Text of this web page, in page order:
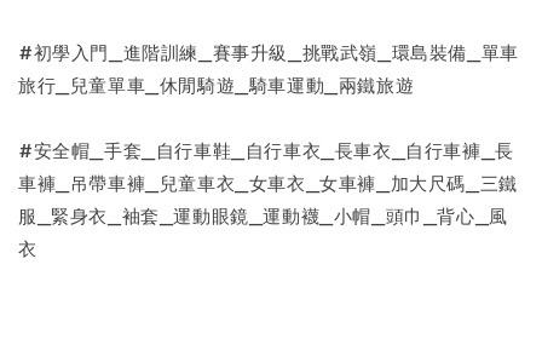
#初學入門_進階訓練_賽事升級_挑戰武嶺_環島裝備_單車
旅行_兒童單車_休閒騎遊_騎車運動_兩鐵旅遊
#安全帽_手套_自行車鞋_自行車衣_長車衣_自行車褲_長
車褲_吊帶車褲_兒童車衣_女車衣_女車褲_加大尺碼_三鐵
服_緊身衣_袖套_運動眼鏡_運動襪_小帽_頭巾_背心_風
衣